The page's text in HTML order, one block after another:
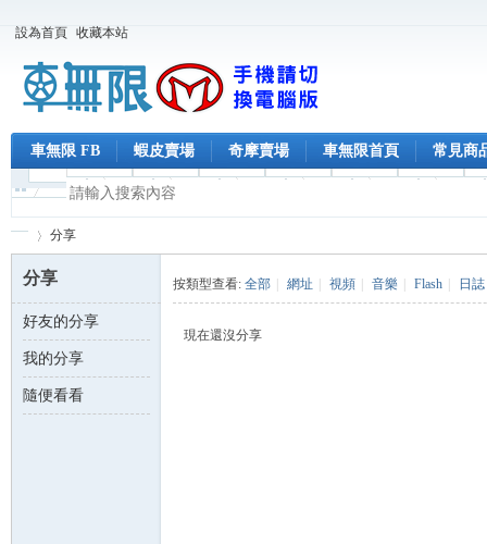
設為首頁 收藏本站
車無限 FB 蝦皮賣場 奇摩賣場 車無限首頁 常見商
車 ›
分享
分享
好友的分享
我的分享
隨便看看
按類型查看: 全部 網址 視頻 音樂 Flash 日誌
現在還沒分享